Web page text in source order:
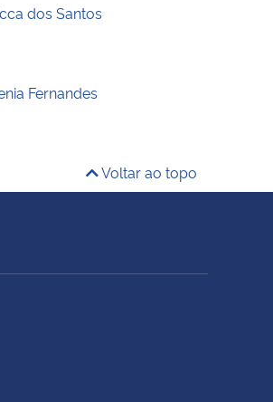
dos Santos
Fernandes
Voltar ao topo